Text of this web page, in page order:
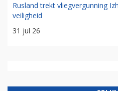
Rusland trekt vliegvergunning
veiligheid
31 jul 26